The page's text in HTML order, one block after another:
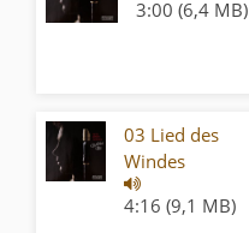
3:00 (6,4 MB)
03 Lied des
Windes
4:16 (9,1 MB)